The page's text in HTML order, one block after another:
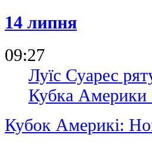
14 липня
09:27
Луїс Суарес
Кубка Америки
Кубок Америкі: